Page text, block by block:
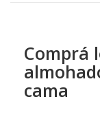
Comprá
cama